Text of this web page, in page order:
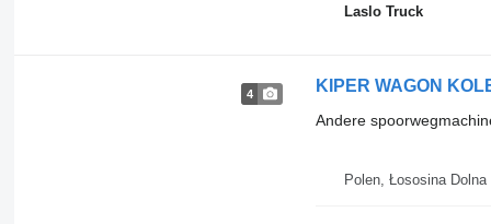
Laslo Truck
4
KIPER WAGON
Andere
Polen, Łososina Dolna